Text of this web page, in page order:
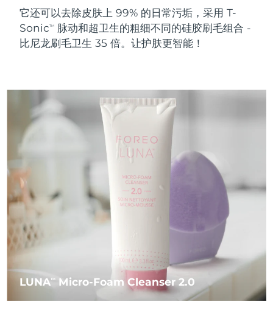
它还可以去除皮肤上 99% 的日常污垢，采用 T-
SonicTM
脉动和超卫生的粗细不同的硅胶刷毛组合 -
比尼龙刷毛卫生 35 倍。让护肤更智能！
LUNATM Micro-Foam Cleanser 2.0
LUNA™ 4 Plus
LUNA™ 4 Men
For men, anti-aging massage
LUNA™ 4 mini
For young skin, T-zone
LUNA™ 4 go
LUNA™ 护肤
Premium cleansers & balm
BEAR™ 2 go
BEAR™ 2 eyes & lips
Microcurrent line smoothing device
面部提拉护理
Premium anti-aging skincare
BEAR™ 设备
补水保湿
UFO™ 3 套装
UFO™ 3 LED
Near-infrared and red light therapy
UFO™ 3 mini
Red light therapy device for young skin
Portable red light therapy
面膜
口腔护理
issa™ 4
issa™ 4 plus
Smart hybrid silicone sonic toothbrush
issa™ 4 smile
Hybrid silicone sonic toothbrush
For ages 0-3
issa™ Teeth Whitening Set
抗老
FAQ™ 101
Clinical anti-aging
FAQ™ 102
FAQ™ 103
Luxurious clinical anti-aging set
LED治疗
NEW
FAQ™ 201
FAQ™ 202
FAQ™ 211
Anti-aging neck & décolleté LED mask
生发
LED hair strengthening scalp massager
FAQ™ Scalp Serum
肌肤年轻化
Full-Spectrum Red Light Therapy
FAQ™ 502
保健品
NEW
波斯尼亚和黑塞哥维那 预计送达日期 8/12/26
文莱 预计送达日期
加拿大 预计送达日期
智利
中国 预计送达日期
哥伦比亚 8/13/26
克罗地亚 预计送达日期8/9/26
塞浦路斯 预计送达日期
捷克 预计送达日期8/9/26
丹麦 预计送达日期8/9/26